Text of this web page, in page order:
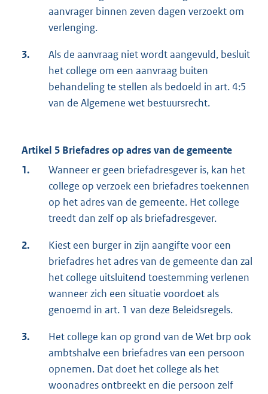
aanvrager binnen zeven dagen verzoekt om
verlenging.
3.
Als de aanvraag niet wordt aangevuld, besluit
het college om een aanvraag buiten
behandeling te stellen als bedoeld in art. 4:5
van de Algemene wet bestuursrecht.
Artikel 5 Briefadres op adres van de gemeente
1.
Wanneer er geen briefadresgever is, kan het
college op verzoek een briefadres toekennen
op het adres van de gemeente. Het college
treedt dan zelf op als briefadresgever.
2.
Kiest een burger in zijn aangifte voor een
briefadres het adres van de gemeente dan zal
het college uitsluitend toestemming verlenen
wanneer zich een situatie voordoet als
genoemd in art. 1 van deze Beleidsregels.
3.
Het college kan op grond van de Wet brp ook
ambtshalve een briefadres van een persoon
opnemen. Dat doet het college als het
woonadres ontbreekt en die persoon zelf